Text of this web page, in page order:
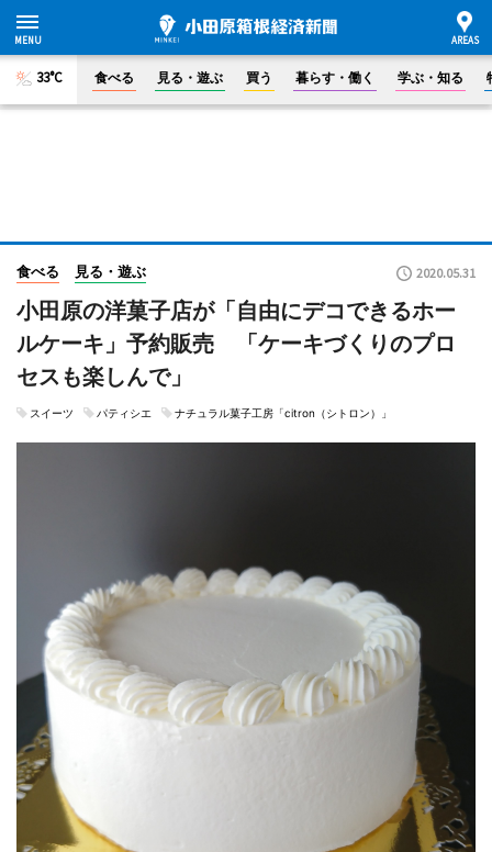
33°C 食べる 見る・遊ぶ 買う 暮らす・働く 学ぶ・知る
食べる 見る・遊ぶ 2020.05.31
小田原の洋菓子店が「自由にデコできるホー
ルケーキ」予約販売 「ケーキづくりのプロ
セスも楽しんで」
スイーツ パティシエ ナチュラル菓子工房「citron（シトロン）」